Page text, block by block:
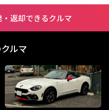
返却できるクルマ
ルマ